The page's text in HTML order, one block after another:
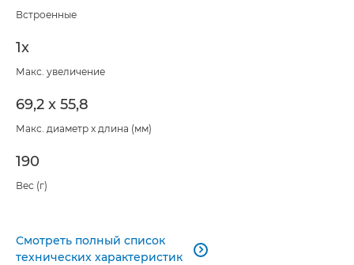
Встроенные
1x
Макс. увеличение
69,2 x 55,8
Макс. диаметр x длина (мм)
190
Вес (г)
Смотреть полный список
технических характеристик
